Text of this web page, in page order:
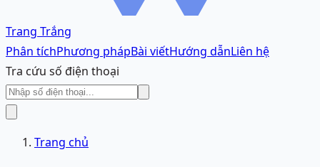
Trang Trắng
Phân tíchPhương phápBài viếtHướng dẫnLiên hệ
Tra cứu số điện thoại
Trang chủ